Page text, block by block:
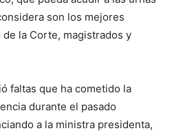
son los mejores
la Corte, magistrados y
faltas que ha cometido la
durante el pasado
a la ministra presidenta,